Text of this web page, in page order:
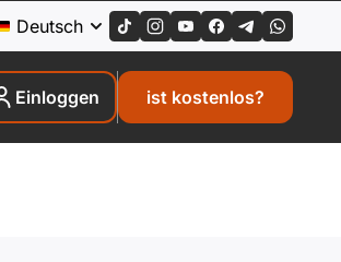
Deutsch
Einloggen ist kostenlos?